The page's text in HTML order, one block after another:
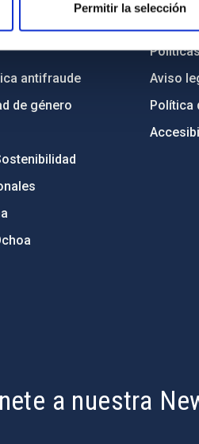
Permitir la selección
antifraude
de género
Aviso
Política
a nuestra